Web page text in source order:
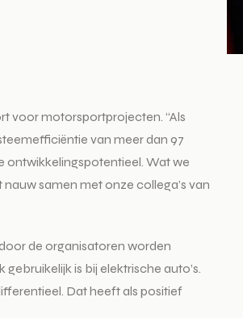
voor motorsportprojecten. “Als
van meer dan 97
ontwikkelingspotentieel. Wat we
samen met onze collega’s van
de organisatoren worden
is bij elektrische auto’s.
Dat heeft als positief